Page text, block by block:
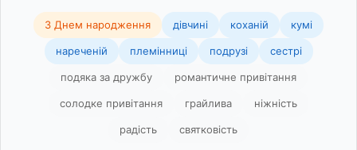
З Днем народження дівчині коханій кумі
нареченій племінниці подрузі сестрі
подяка за дружбу романтичне привітання
солодке привітання грайлива ніжність
радість святковість